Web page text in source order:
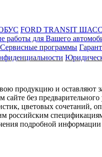
FORD TRANSIT
работы для Вашего
Сервисные программы
продукцию и оставляют
без
цветовых сочетаний,
российским
подробной